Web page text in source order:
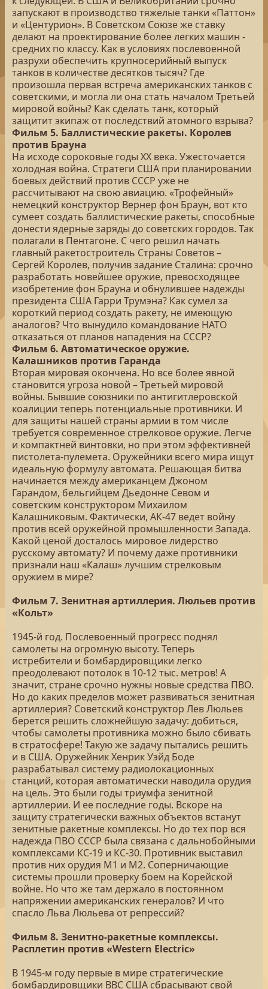
запускают в производство тяжелые танки «Паттон»
и «Центурион». В Советском Союзе же ставку
делают на проектирование более легких машин -
средних по классу. Как в условиях послевоенной
разрухи обеспечить крупносерийный выпуск
танков в количестве десятков тысяч? Где
произошла первая встреча американских танков с
советскими, и могла ли она стать началом Третьей
мировой войны? Как сделать танк, который
защитит экипаж от последствий атомного взрыва?
Фильм 5. Баллистические ракеты. Королев
против Брауна
На исходе сороковые годы ХХ века. Ужесточается
холодная война. Стратеги США при планировании
боевых действий против СССР уже не
рассчитывают на свою авиацию. «Трофейный»
немецкий конструктор Вернер фон Браун, вот кто
сумеет создать баллистические ракеты, способные
донести ядерные заряды до советских городов. Так
полагали в Пентагоне. С чего решил начать
главный ракетостроитель Страны Советов –
Сергей Королев, получив задание Сталина: срочно
разработать новейшее оружие, превосходящее
изобретение фон Брауна и обнулившее надежды
президента США Гарри Трумэна? Как сумел за
короткий период создать ракету, не имеющую
аналогов? Что вынудило командование НАТО
отказаться от планов нападения на СССР?
Фильм 6. Автоматическое оружие.
Калашников против Гаранда
Вторая мировая окончена. Но все более явной
становится угроза новой – Третьей мировой
войны. Бывшие союзники по антигитлеровской
коалиции теперь потенциальные противники. И
для защиты нашей страны армии в том числе
требуется современное стрелковое оружие. Легче
и компактней винтовки, но при этом эффективней
пистолета-пулемета. Оружейники всего мира ищут
идеальную формулу автомата. Решающая битва
начинается между американцем Джоном
Гарандом, бельгийцем Дьедонне Севом и
советским конструктором Михаилом
Калашниковым. Фактически, АК-47 ведет войну
против всей оружейной промышленности Запада.
Какой ценой досталось мировое лидерство
русскому автомату? И почему даже противники
признали наш «Калаш» лучшим стрелковым
оружием в мире?
Фильм 7. Зенитная артиллерия. Люльев против
«Кольт»
1945-й год. Послевоенный прогресс поднял
самолеты на огромную высоту. Теперь
истребители и бомбардировщики легко
преодолевают потолок в 10-12 тыс. метров! А
значит, стране срочно нужны новые средства ПВО.
Но до каких пределов может развиваться зенитная
артиллерия? Советский конструктор Лев Люльев
берется решить сложнейшую задачу: добиться,
чтобы самолеты противника можно было сбивать
в стратосфере! Такую же задачу пытались решить
и в США. Оружейник Хенрик Уэйд Боде
разрабатывал систему радиолокационных
станций, которая автоматически наводила орудия
на цель. Это были годы триумфа зенитной
артиллерии. И ее последние годы. Вскоре на
защиту стратегически важных объектов встанут
зенитные ракетные комплексы. Но до тех пор вся
надежда ПВО СССР была связана с дальнобойными
комплексами КС-19 и КС-30. Противник выставил
против них орудия М1 и М2. Соперничающие
системы прошли проверку боем на Корейской
войне. Но что же там держало в постоянном
напряжении американских генералов? И что
спасло Льва Люльева от репрессий?
Фильм 8. Зенитно-ракетные комплексы.
Расплетин против «Western Electric»
В 1945-м году первые в мире стратегические
бомбардировщики ВВС США сбрасывают свой